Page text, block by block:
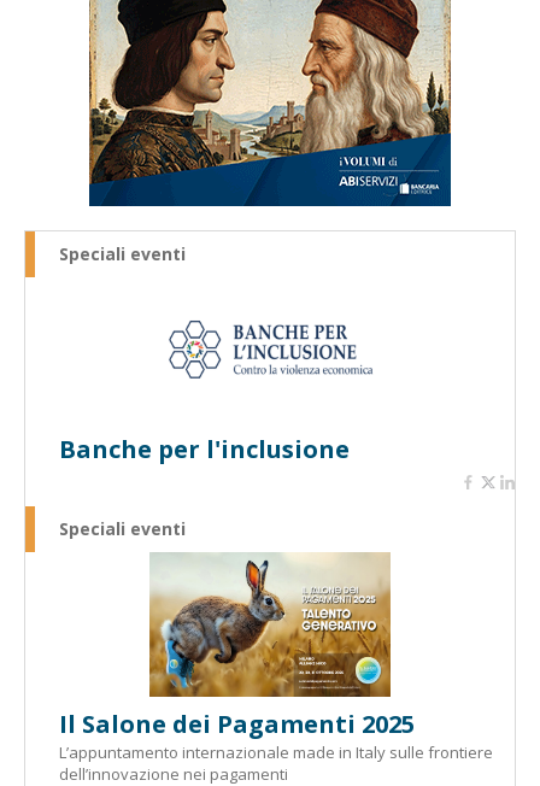
Speciali eventi
Banche per l'inclusione
Speciali eventi
Il Salone dei Pagamenti 2025
L’appuntamento internazionale made in Italy sulle frontiere
dell’innovazione nei pagamenti